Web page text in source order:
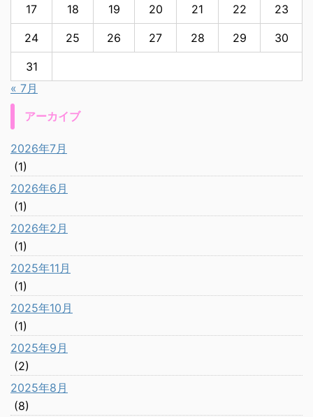
17 18 19 20 21 22 23
24 25 26 27 28 29 30
31
« 7月
アーカイブ
2026年7月
(1)
2026年6月
(1)
2026年2月
(1)
2025年11月
(1)
2025年10月
(1)
2025年9月
(2)
2025年8月
(8)